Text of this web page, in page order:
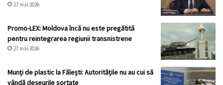
27 mai 2026
Promo-LEX: Moldova încă nu este pregătită
pentru reintegrarea regiunii transnistrene
27 mai 2026
Munți de plastic la Fălești: Autoritățile nu au cui să
vândă deșeurile sortate